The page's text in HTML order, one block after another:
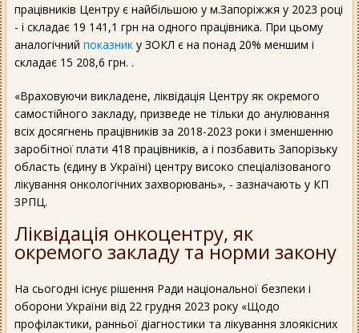
працівників Центру є найбільшою у м.Запоріжжя у 2023 році
- і складає 19 141,1 грн на одного працівника. При цьому
аналогічний показник у ЗОКЛ є на понад 20% меншим і
складає 15 208,6 грн. .
«Враховуючи викладене, ліквідація Центру як окремого
самостійного закладу, призведе не тільки до анулювання
всіх досягнень працівників за 2018-2023 роки і зменшенню
заробітної плати 418 працівників, а і позбавить Запорізьку
область (єдину в Україні) центру високо спеціалізованого
лікування онкологічних захворювань», - зазначають у КП
ЗРПЦ.
Ліквідація онкоцентру, як
окремого закладу та норми закону
На сьогодні існує рішення Ради національної безпеки і
оборони України від 22 грудня 2023 року «Щодо
профілактики, ранньої діагностики та лікування злоякісних